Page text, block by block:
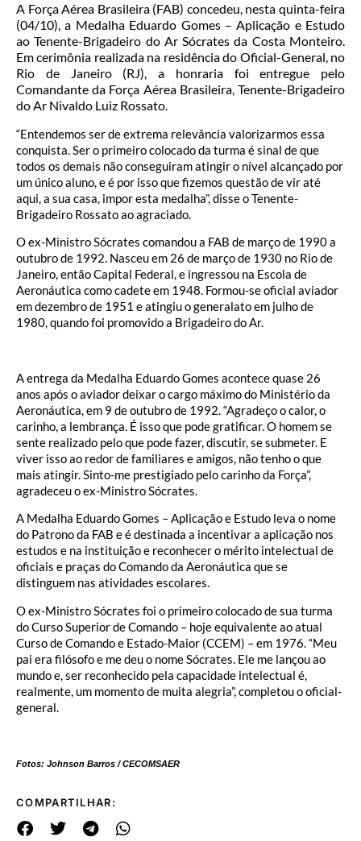
A Força Aérea Brasileira (FAB) concedeu, nesta quinta-feira
(04/10), a Medalha Eduardo Gomes – Aplicação e Estudo
ao Tenente-Brigadeiro do Ar Sócrates da Costa Monteiro.
Em cerimônia realizada na residência do Oficial-General, no
Rio de Janeiro (RJ), a honraria foi entregue pelo
Comandante da Força Aérea Brasileira, Tenente-Brigadeiro
do Ar Nivaldo Luiz Rossato.
“Entendemos ser de extrema relevância valorizarmos essa
conquista. Ser o primeiro colocado da turma é sinal de que
todos os demais não conseguiram atingir o nível alcançado por
um único aluno, e é por isso que fizemos questão de vir até
aqui, a sua casa, impor esta medalha”, disse o Tenente-
Brigadeiro Rossato ao agraciado.
O ex-Ministro Sócrates comandou a FAB de março de 1990 a
outubro de 1992. Nasceu em 26 de março de 1930 no Rio de
Janeiro, então Capital Federal, e ingressou na Escola de
Aeronáutica como cadete em 1948. Formou-se oficial aviador
em dezembro de 1951 e atingiu o generalato em julho de
1980, quando foi promovido a Brigadeiro do Ar.
A entrega da Medalha Eduardo Gomes acontece quase 26
anos após o aviador deixar o cargo máximo do Ministério da
Aeronáutica, em 9 de outubro de 1992. “Agradeço o calor, o
carinho, a lembrança. É isso que pode gratificar. O homem se
sente realizado pelo que pode fazer, discutir, se submeter. E
viver isso ao redor de familiares e amigos, não tenho o que
mais atingir. Sinto-me prestigiado pelo carinho da Força”,
agradeceu o ex-Ministro Sócrates.
A Medalha Eduardo Gomes – Aplicação e Estudo leva o nome
do Patrono da FAB e é destinada a incentivar a aplicação nos
estudos e na instituição e reconhecer o mérito intelectual de
oficiais e praças do Comando da Aeronáutica que se
distinguem nas atividades escolares.
O ex-Ministro Sócrates foi o primeiro colocado de sua turma
do Curso Superior de Comando – hoje equivalente ao atual
Curso de Comando e Estado-Maior (CCEM) – em 1976. “Meu
pai era filósofo e me deu o nome Sócrates. Ele me lançou ao
mundo e, ser reconhecido pela capacidade intelectual é,
realmente, um momento de muita alegria”, completou o oficial-
general.
Fotos: Johnson Barros / CECOMSAER
COMPARTILHAR: